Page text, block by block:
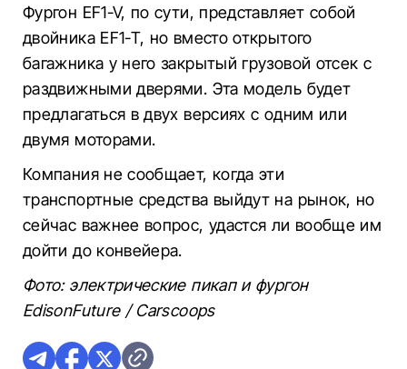
Фургон EF1-V, по сути, представляет собой
двойника EF1-T, но вместо открытого
багажника у него закрытый грузовой отсек с
раздвижными дверями. Эта модель будет
предлагаться в двух версиях с одним или
двумя моторами.
Компания не сообщает, когда эти
транспортные средства выйдут на рынок, но
сейчас важнее вопрос, удастся ли вообще им
дойти до конвейера.
Фото: электрические пикап и фургон
EdisonFuture / Carscoops